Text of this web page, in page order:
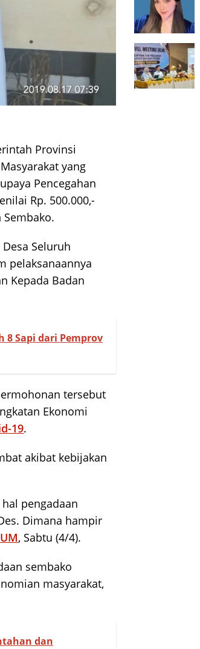
Provinsi
yang
Pencegahan
Rp. 500.000,-
Seluruh
pelaksanaannya
Kepada Badan
8 Sapi dari Pemprov
tersebut
Ekonomi
19.
akibat kebijakan
pengadaan
Dimana hampir
, Sabtu (4/4).
sembako
masyarakat,
dan